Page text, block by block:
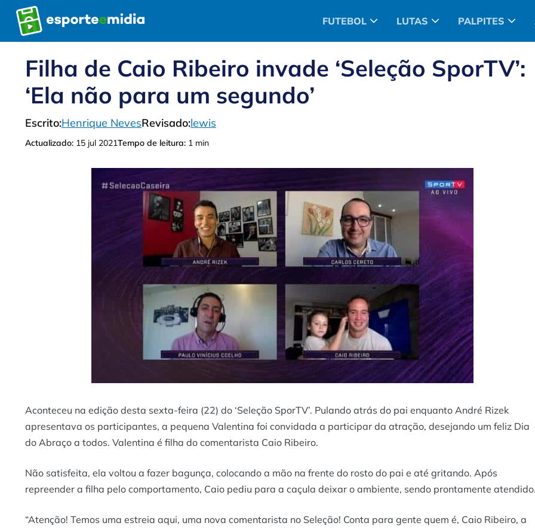
Pular
para
o
FUTEBOL LUTAS PALPITES
Filha de Caio Ribeiro invade ‘Seleção SporTV’:
‘Ela não para um segundo’
Escrito:Henrique NevesRevisado:lewis
Actualizado: 15 jul 2021Tempo de leitura: 1 min
Aconteceu na edição desta sexta-feira (22) do ‘Seleção SporTV’. Pulando atrás do pai enquanto André Rizek
apresentava os participantes, a pequena Valentina foi convidada a participar da atração, desejando um feliz Dia
do Abraço a todos. Valentina é filha do comentarista Caio Ribeiro.
Não satisfeita, ela voltou a fazer bagunça, colocando a mão na frente do rosto do pai e até gritando. Após
repreender a filha pelo comportamento, Caio pediu para a caçula deixar o ambiente, sendo prontamente atendido.
“Atenção! Temos uma estreia aqui, uma nova comentarista no Seleção! Conta para gente quem é, Caio Ribeiro, a